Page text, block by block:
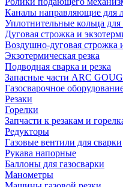
Каналы направляющие для
Уплотнительные кольца для
Дуговая строжка и
Воздушно-дуговая строжка
Экзотермическая резка
Подводная сварка и резка
Запасные части ARC
Газосварочное
Резаки
Горелки
Запчасти к резакам и
Редукторы
Газовые вентили для сварки
Рукава напорные
Баллоны для газосварки
Манометры